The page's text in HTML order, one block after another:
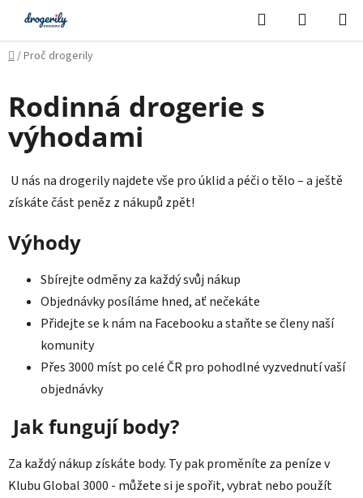
Přejít
obsah
Hledat
KOŠÍK
Domů
/Proč drogerily
Rodinná drogerie s
výhodami
U nás na drogerily najdete vše pro úklid a péči o tělo – a ještě
získáte část peněz z nákupů zpět!
Výhody
Sbírejte odměny za každý svůj nákup
Objednávky posíláme hned, ať nečekáte
Přidejte se k nám na Facebooku a staňte se členy naší
komunity
Přes 3000 míst po celé ČR pro pohodlné vyzvednutí vaší
objednávky
Jak fungují body?
Za každý nákup získáte body. Ty pak proměníte za peníze v
Klubu Global 3000 - můžete si je spořit, vybrat nebo použít